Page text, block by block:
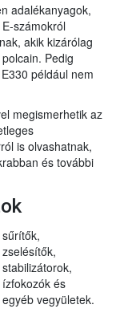
adalékanyagok,
számokról
akik kizárólag
Pedig
például nem
megismerhetik az
is olvashatnak,
és további
sűrítők,
zselésítők,
stabilizátorok,
ízfokozók és
egyéb vegyületek.